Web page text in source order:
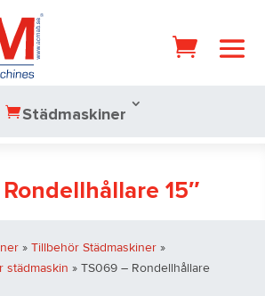
Städmaskiner
15″
» Tillbehör Städmaskiner»
städmaskin » TS069 – Rondellhållare